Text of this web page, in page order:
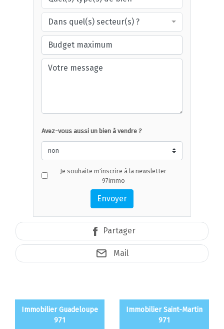
Dans quel(s) secteur(s) ?
Avez-vous aussi un bien à vendre ?
Je souhaite m'inscrire à la newsletter
97immo
Envoyer
Partager
Mail
Immobilier Guadeloupe
971
Immobilier Saint-Martin
971